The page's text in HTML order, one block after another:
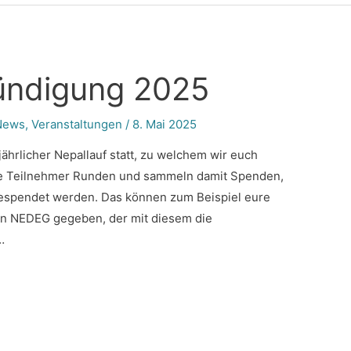
2025
,Veranstaltungen / 8. Mai 2025
Nepallauf statt, zu welchem wir euch
Runden und sammeln damit Spenden,
werden. Das können zum Beispiel eure
NEDEG gegeben, der mit diesem die